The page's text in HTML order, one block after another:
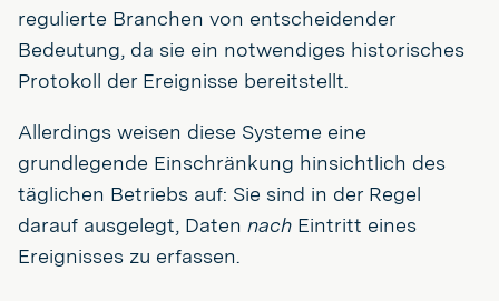
regulierte Branchen von entscheidender
Bedeutung, da sie ein notwendiges historisches
Protokoll der Ereignisse bereitstellt.
Allerdings weisen diese Systeme eine
grundlegende Einschränkung hinsichtlich des
täglichen Betriebs auf: Sie sind in der Regel
darauf ausgelegt, Daten nach Eintritt eines
Ereignisses zu erfassen.